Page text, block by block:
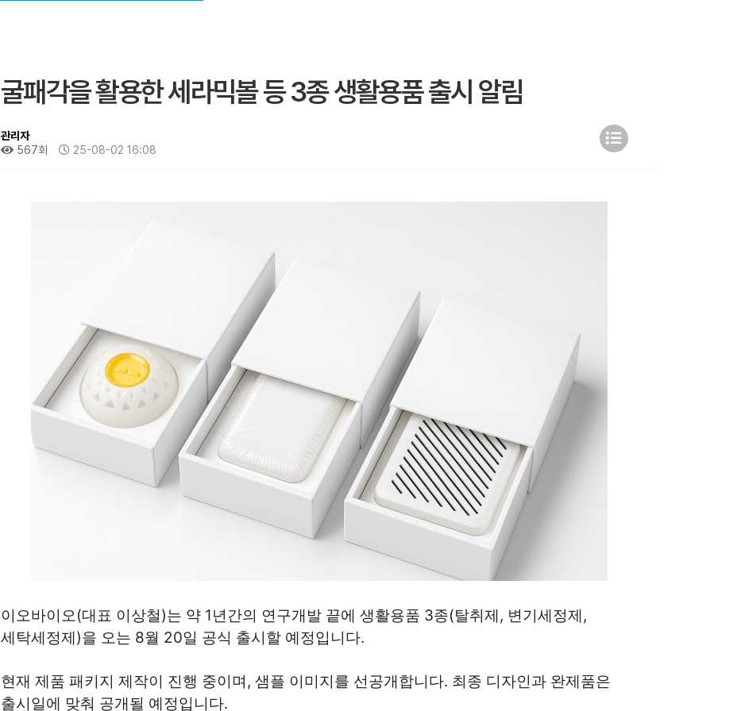
굴패각을 활용한 세라믹볼 등 3종 생활용품 출시 알림
관리자
567회
25-08-02 16:08
이오바이오(대표 이상철)는 약 1년간의 연구개발 끝에 생활용품 3종(탈취제, 변기세정제,
세탁세정제)을 오는 8월 20일 공식 출시할 예정입니다.
현재 제품 패키지 제작이 진행 중이며, 샘플 이미지를 선공개합니다. 최종 디자인과 완제품은
출시일에 맞춰 공개될 예정입니다.